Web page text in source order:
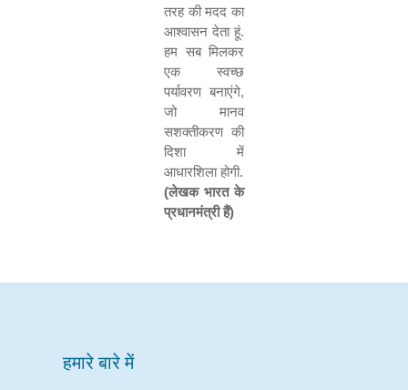
तरह की मदद का
आश्वासन देता हूं.
हम सब मिलकर
एक स्वच्छ
पर्यावरण बनाएंगे,
जो मानव
सशक्तीकरण की
दिशा में
आधारशिला होगी.
(लेखक भारत के
प्रधानमंत्री हैं)
हमारे बारे में